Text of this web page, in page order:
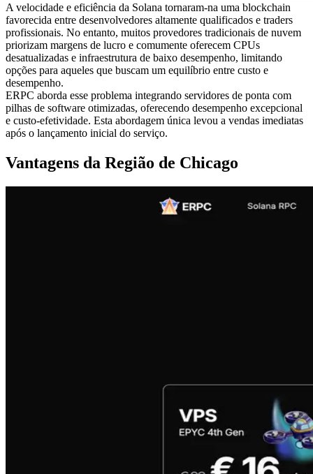
A velocidade e eficiência da Solana tornaram-na uma blockchain
favorecida entre desenvolvedores altamente qualificados e traders
profissionais. No entanto, muitos provedores tradicionais de nuvem
priorizam margens de lucro e comumente oferecem CPUs
desatualizadas e infraestrutura de baixo desempenho, limitando
opções para aqueles que buscam um equilíbrio entre custo e
desempenho.
ERPC aborda esse problema integrando servidores de ponta com
pilhas de software otimizadas, oferecendo desempenho excepcional
e custo-efetividade. Esta abordagem única levou a vendas imediatas
após o lançamento inicial do serviço.
Vantagens da Região de Chicago